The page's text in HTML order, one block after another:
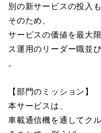
別の新サービスの投入
そのため、
サービスの価値を最大
ス運用のリーダー職並
。
【部門のミッション】
本サービスは、
車載通信機を通してク